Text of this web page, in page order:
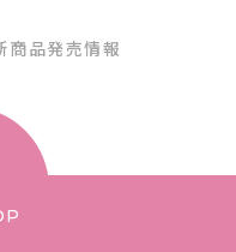
商品発売情報